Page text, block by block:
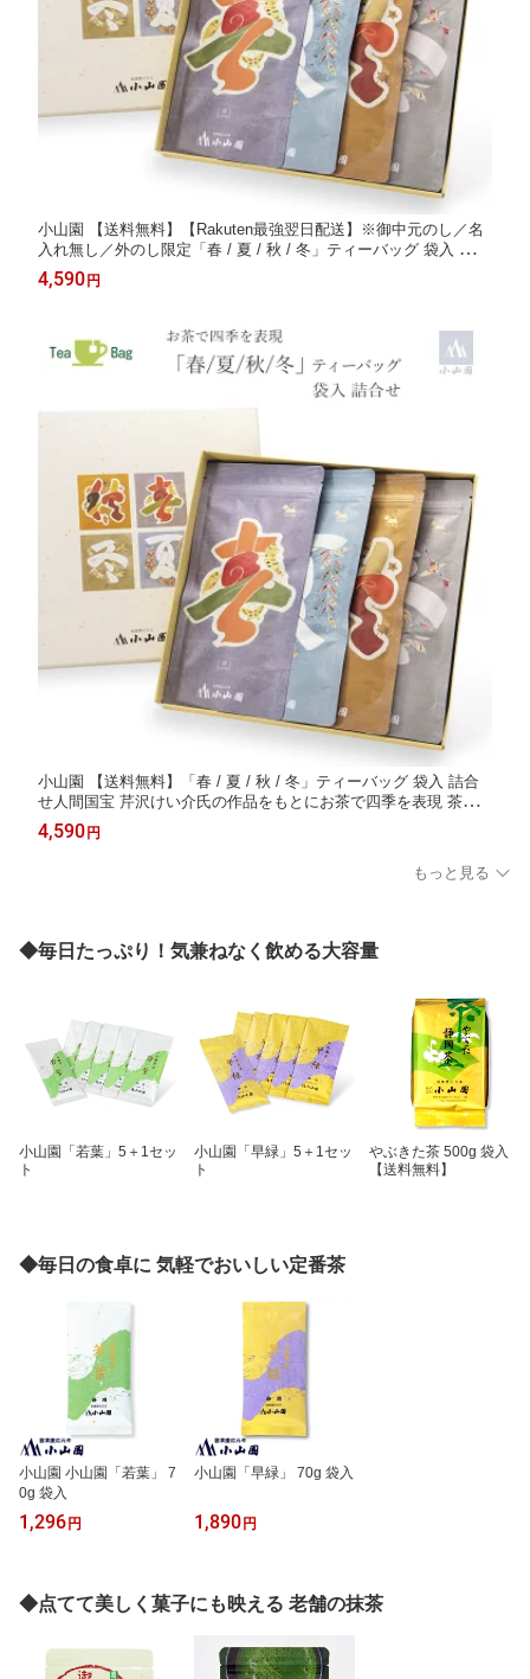
小山園 【送料無料】【Rakuten最強翌日配送】※御中元のし／名
入れ無し／外のし限定「春 / 夏 / 秋 / 冬」ティーバッグ 袋入 詰合
せ人間国宝 芹沢けい介氏の作品をもとにお茶で四季を表現 茶師
十段 藤田浩介 日本茶専門店 合組(ごうぐみ)
4,590円
小山園 【送料無料】「春 / 夏 / 秋 / 冬」ティーバッグ 袋入 詰合
せ人間国宝 芹沢けい介氏の作品をもとにお茶で四季を表現 茶師
十段 藤田浩介 日本茶専門店 合組(ごうぐみ)
4,590円
もっと見る
◆毎日たっぷり！気兼ねなく飲める大容量
小山園「若葉」5＋1セッ
ト
小山園「早緑」5＋1セッ
ト
やぶきた茶 500g 袋入
【送料無料】
◆毎日の食卓に 気軽でおいしい定番茶
小山園 小山園「若葉」 7
0g 袋入
1,296円
小山園「早緑」 70g 袋入
1,890円
◆点てて美しく菓子にも映える 老舗の抹茶